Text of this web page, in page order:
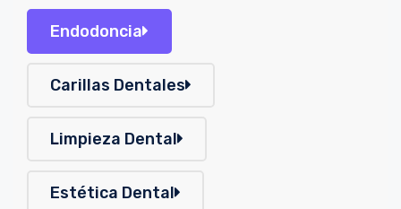
Endodoncia
Carillas Dentales
Limpieza Dental
Estética Dental